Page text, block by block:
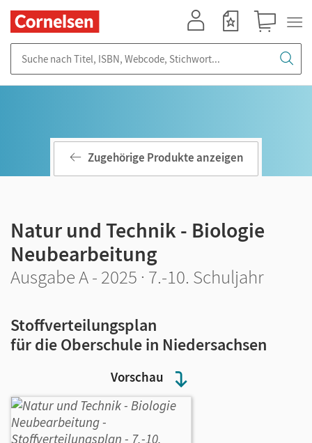
Vorschau
Zugehörige Produkte anzeigen
Natur und Technik - Biologie
Neubearbeitung
Ausgabe A - 2025 · 7.-10. Schuljahr
Stoffverteilungsplan
für die Oberschule in Niedersachsen